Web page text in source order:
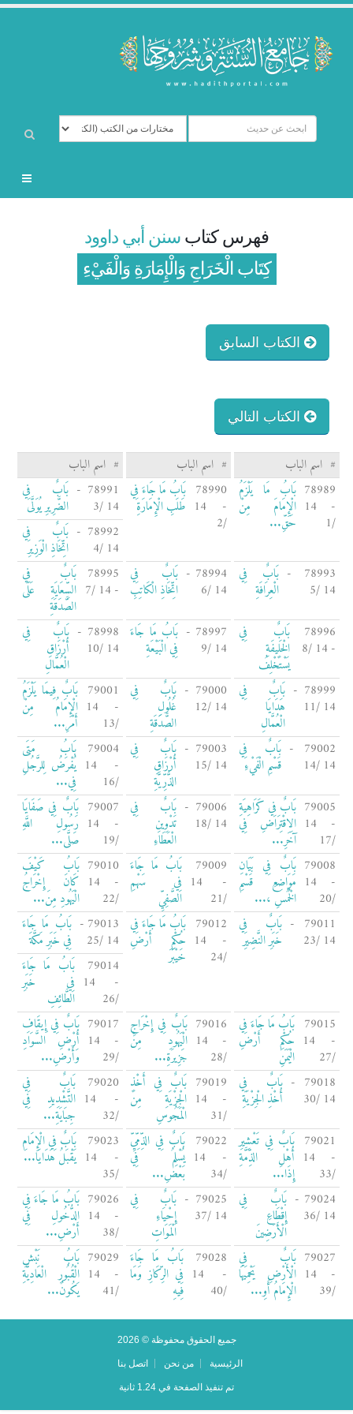
فهرس كتاب سنن أبي داوود
كِتَاب الْخَرَاجِ وَالْإِمَارَةِ وَالْفَيْءِ
الكتاب السابق
الكتاب التالي
# اسم الباب # اسم الباب # اسم الباب
78989
- 14
/1
بَابُ مَا يَلْزَمُ
الْإِمَامَ مِنْ
حَقِّ...
78990
- 14
/2
بَابُ مَا جَاءَ فِي
طَلَبِ الْإِمَارَةِ
78991 -
14 /3
بَابٌ فِي
الضَّرِيرِ يُوَلَّى
78992 -
14 /4
بَابٌ فِي
اتِّخَاذِ الْوَزِيرِ
78993 -
14 /5
بَابٌ فِي
الْعِرَافَةِ
78994 -
14 /6
بَابٌ فِي
اتِّخَاذِ الْكَاتِبِ
78995
- 14 /7
بَابٌ فِي
السِّعَايَةِ عَلَى
الصَّدَقَةِ
78996
- 14 /8
بَابٌ فِي
الْخَلِيفَةِ
يَسْتَخْلِفُ
78997 -
14 /9
بَابُ مَا جَاءَ
فِي الْبَيْعَةِ
78998 -
14 /10
بَابٌ فِي
أَرْزَاقِ
الْعُمَّالِ
78999 -
14 /11
بَابٌ فِي
هَدَايَا
الْعُمَّالِ
79000 -
14 /12
بَابٌ فِي
غُلُولِ
الصَّدَقَةِ
79001
- 14
/13
بَابٌ فِيمَا يَلْزَمُ
الْإِمَامُ مِنْ
أَمْرِ...
79002 -
14 /14
بَابٌ فِي
قَسْمِ الْفَيْءِ
79003 -
14 /15
بَابٌ فِي
أَرْزَاقِ
الذُّرِّيَّةِ
79004
- 14
/16
بَابُ مَتَى
يُفْرَضُ لِلرَّجُلِ
فِي...
79005
- 14
/17
بَابٌ فِي كَرَاهِيَةِ
الِاقْتِرَاضِ فِي
آخَرِ...
79006 -
14 /18
بَابٌ فِي
تَدْوِينِ
الْعَطَاءِ
79007
- 14
/19
بَابٌ فِي صَفَايَا
رَسُولِ اللَّهِ
صَلَّى...
79008
- 14
/20
بَابٌ فِي بَيَانِ
مَوَاضِعِ قَسْمِ
الْخُمُسِ ،...
79009
- 14
/21
بَابُ مَا جَاءَ
فِي سَهْمِ
الصَّفِيِّ
79010
- 14
/22
بَابُ كَيْفَ
كَانَ إِخْرَاجُ
الْيَهُودِ مِنَ...
79011 -
14 /23
بَابٌ فِي
خَبَرِ النَّضِيرِ
79012
- 14
/24
بَابُ مَا جَاءَ فِي
حُكْمِ أَرْضِ
خَيْبَرَ
79013 -
14 /25
بَابُ مَا جَاءَ
فِي خَبَرِ مَكَّةَ
79014
- 14
/26
بَابُ مَا جَاءَ
فِي خَبَرِ
الطَّائِفِ
79015
- 14
/27
بَابُ مَا جَاءَ فِي
حُكْمِ أَرْضِ
الْيَمَنِ
79016
- 14
/28
بَابٌ فِي إِخْرَاجِ
الْيَهُودِ مِنْ
جَزِيرَةِ...
79017
- 14
/29
بَابٌ فِي إِيقَافِ
أَرْضِ السَّوَادِ
وَأَرْضِ...
79018 -
14 /30
بَابٌ فِي
أَخْذِ الْجِزْيَةِ
79019
- 14
/31
بَابٌ فِي أَخْذِ
الْجِزْيَةِ مِنَ
الْمَجُوسِ
79020
- 14
/32
بَابٌ فِي
التَّشْدِيدِ فِي
جِبَايَةِ...
79021
- 14
/33
بَابٌ فِي تَعْشِيرِ
أَهْلِ الذِّمَّةِ
إِذَا...
79022
- 14
/34
بَابٌ فِي الذِّمِّيِّ
يُسْلِمُ فِي
بَعْضِ...
79023
- 14
/35
بَابٌ فِي الْإِمَامِ
يَقْبَلُ هَدَايَا...
79024 -
14 /36
بَابٌ فِي
إِقْطَاعِ
الْأَرَضِينَ
79025 -
14 /37
بَابٌ فِي
إِحْيَاءِ
الْمَوَاتِ
79026
- 14
/38
بَابُ مَا جَاءَ فِي
الدُّخُولِ فِي
أَرْضِ...
79027
- 14
/39
بَابٌ فِي
الْأَرْضِ يَحْمِيهَا
الْإِمَامُ أَوِ...
79028
- 14
/40
بَابُ مَا جَاءَ
فِي الرِّكَازِ وَمَا
فِيهِ
79029
- 14
/41
بَابُ نَبْشِ
الْقُبُورِ الْعَادِيَّةِ
يَكُونُ...
جميع الحقوق محفوظة © 2026
الرئيسية من نحن اتصل بنا
تم تنفيذ الصفحة في 1.24 ثانية